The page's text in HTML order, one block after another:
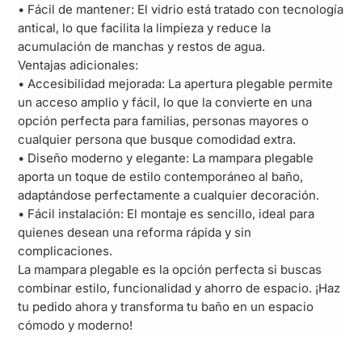
• Fácil de mantener: El vidrio está tratado con tecnología
antical, lo que facilita la limpieza y reduce la
acumulación de manchas y restos de agua.
Ventajas adicionales:
• Accesibilidad mejorada: La apertura plegable permite
un acceso amplio y fácil, lo que la convierte en una
opción perfecta para familias, personas mayores o
cualquier persona que busque comodidad extra.
• Diseño moderno y elegante: La mampara plegable
aporta un toque de estilo contemporáneo al baño,
adaptándose perfectamente a cualquier decoración.
• Fácil instalación: El montaje es sencillo, ideal para
quienes desean una reforma rápida y sin
complicaciones.
La mampara plegable es la opción perfecta si buscas
combinar estilo, funcionalidad y ahorro de espacio. ¡Haz
tu pedido ahora y transforma tu baño en un espacio
cómodo y moderno!